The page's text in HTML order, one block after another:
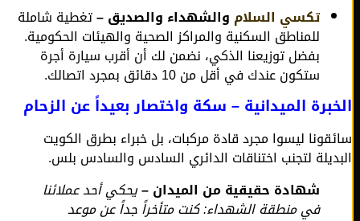
تكسي السلاموالشهداء والصديق –تغطية شاملة
للمناطق السكنية والمراكز الصحية والهيئات الحكومية.
بفضل توزيعنا الذكي، نضمن لك أن أقرب سيارة أجرة
ستكون عندك في أقل من 10 دقائق بمجرد اتصالك.
الميدانية – سكة واختصار بعيداً عن الزحام
ليسوا مجرد قادة مركبات، بل خبراء بطرق الكويت
لتجنب اختناقات الدائري السادس والسادس بلس.
شهادة حقيقية من الميدان – يحكي أحد عملائنا
في منطقة الشهداء: كنت متأخراً جداً عن موعد